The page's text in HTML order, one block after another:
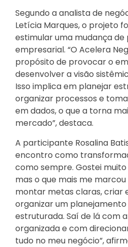
Segundo a analista de
Letícia Marques, o projeto
estimular uma mudança
empresarial. “O Acelera
propósito de provocar o
desenvolver a visão
Isso implica em planejar
organizar processos e
em dados, o que a torna
mercado”, destaca.
A participante Rosalina
encontro como
como sempre. Gostei
mas o que mais me
montar metas claras, criar
organizar um
estruturada. Saí de lá com
organizada e com
tudo no meu negócio”,